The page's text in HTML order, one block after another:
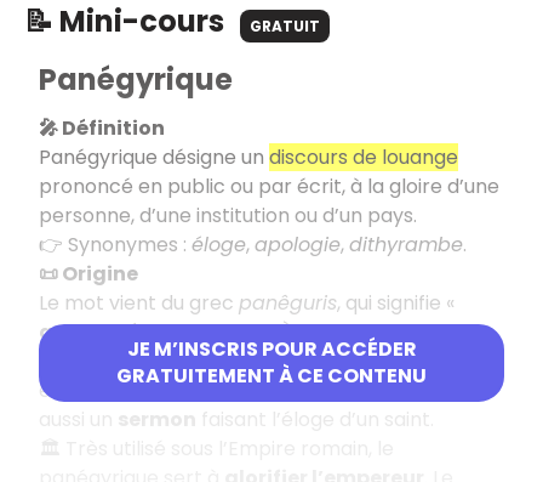
📝 Mini-cours GRATUIT
JE M’INSCRIS POUR ACCÉDER
GRATUITEMENT À CE CONTENU
Panégyrique
🎤 Définition
Panégyrique désigne un discours de louange
prononcé en public ou par écrit, à la gloire d’une
personne, d’une institution ou d’un pays.
👉 Synonymes : éloge,apologie,dithyrambe.
📜 Origine
Le mot vient du grec panêguris, qui signifie «
assemblée du peuple». À l’origine, le
panégyrique est un discours élogieux prononcé
en public. Dans la tradition chrétienne, il désigne
faisant l’éloge d’un saint.